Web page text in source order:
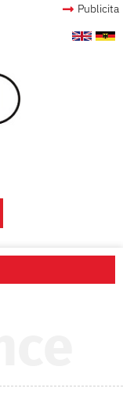
Publicita